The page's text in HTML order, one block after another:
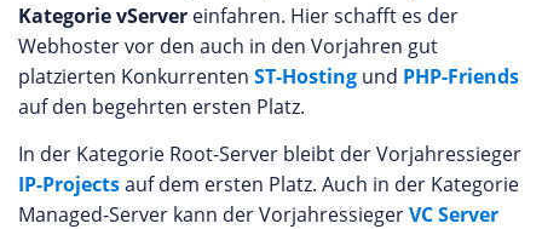
Kategorie vServer einfahren. Hier schafft es der
Webhoster vor den auch in den Vorjahren gut
platzierten Konkurrenten ST-Hosting und PHP-Friends
auf den begehrten ersten Platz.
In der Kategorie Root-Server bleibt der Vorjahressieger
IP-Projectsauf dem ersten Platz. Auch in der Kategorie
Managed-Server kann der VorjahressiegerVC Server